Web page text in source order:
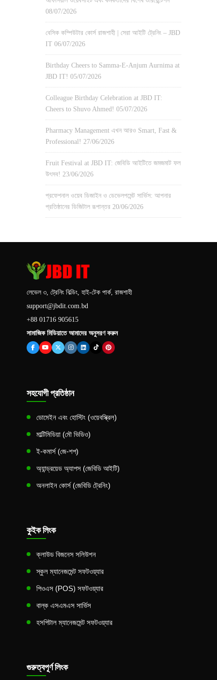
08/07/2026
বেসিক কম্পিউটার কোর্স রাজশাহী | সেরা আইটি ট্রেনিং – JBD
IT 06/07/2026
Birthday Cheers to Samma-E-Anjum Aurnima at
JBD IT! 05/07/2026
Colleague Birthday Celebration at JBD IT:
Cheers to Shuvo Ahmed! 05/07/2026
Pharmacy Management এখন আরও Smart, Fast &
Professional! 27/06/2026
Fruit Festival at JBD IT: জেবিডি আইটিতে জমজমাট ফল
উৎসব! 23/06/2026
প্রফেশনাল ওয়েব ডিজাইন ও ডেভেলপমেন্ট সার্ভিস: আপনার
প্রতিষ্ঠানের ডিজিটাল রূপান্তর 20/06/2026
লেভেল ৩, ট্রেনিং বিল্ডিং, হাই-টেক পার্ক, রাজশাহী
support@jbdit.com.bd
+88 01716 905615
সামাজিক মিডিয়াতে আমাদের অনুসরণ করুন
সহযোগী প্রতিষ্ঠান
ডোমেইন এবং হোস্টিং (ওয়েবস্ক্রিল)
মাল্টিমিডিয়া (মৌ ভিডিও)
ই-কমার্স (জে-শপ)
অ্যান্ড্রয়েড অ্যাপস (জেবিডি আইটি)
অনলাইন কোর্স (জেবিডি ট্রেনিং)
কুইক লিংক
ক্লাউড বিজনেস সলিউশন
স্কুল ম্যানেজমেন্ট সফটওয়্যার
পিওএস (POS) সফটওয়্যার
বাল্ক এসএমএস সার্ভিস
হসপিটাল ম্যানেজমেন্ট সফটওয়্যার
গুরুত্বপূর্ণ লিংক